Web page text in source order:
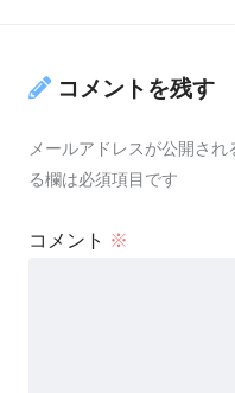
コメントを残す
メールアドレスが公開され
る欄は必須項目です
コメント ※